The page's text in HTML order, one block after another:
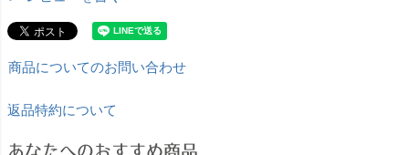
商品についてのお問い合わせ
返品特約について
あなたへのおすすめ商品